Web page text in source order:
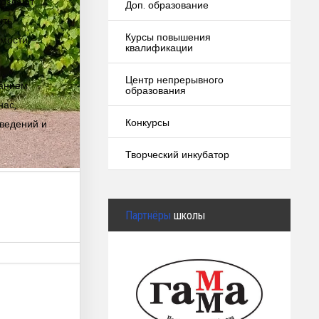
-
и
Доп. образование
Курсы повышения
квалификации
Центр непрерывного
образования
Конкурсы
Творческий инкубатор
Партнёры школы